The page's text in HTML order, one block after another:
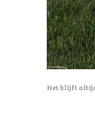
Het blijft